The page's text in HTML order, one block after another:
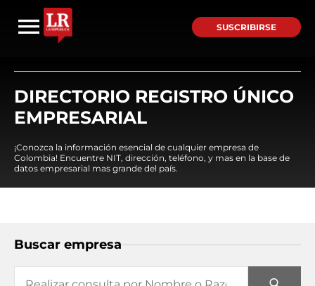
SUSCRIBIRSE
DIRECTORIO REGISTRO ÚNICO
EMPRESARIAL
¡Conozca la información esencial de cualquier empresa de
Colombia! Encuentre NIT, dirección, teléfono, y mas en la base de
datos empresarial mas grande del país.
Buscar empresa